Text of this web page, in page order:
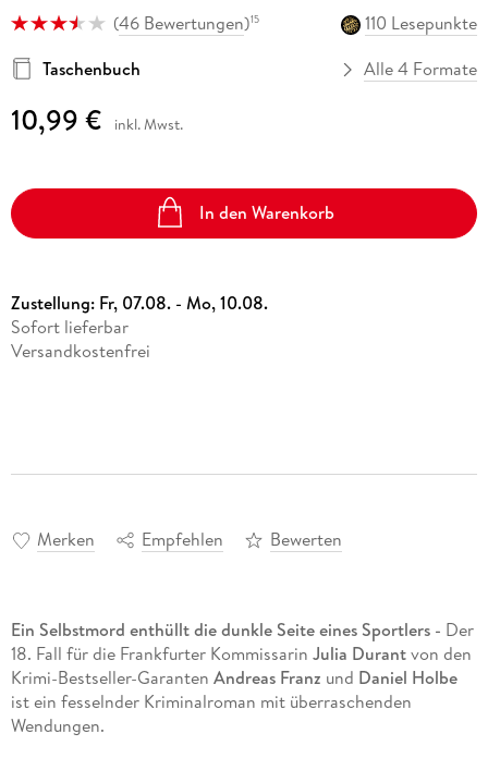
(46 Bewertungen)15
110 Lesepunkte
Taschenbuch
Alle 4 Formate
10,99 € inkl. Mwst.
In den Warenkorb
Zustellung: Fr, 07.08. - Mo, 10.08.
Sofort lieferbar
Versandkostenfrei
Merken Empfehlen Bewerten
Ein Selbstmord enthüllt die dunkle Seite eines Sportlers - Der
18. Fall für die Frankfurter Kommissarin Julia Durantvon den
Krimi-Bestseller-Garanten Andreas Franz und Daniel Holbe
ist ein fesselnder Kriminalroman mit überraschenden
Wendungen.